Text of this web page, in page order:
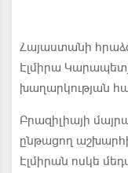
Հայաստանի
Էլմիրա
խաղարկության
Բրազիլիայի
ընթացող
Էլմիրան ոսկե